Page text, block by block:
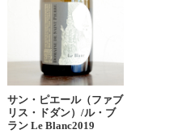
サン・ピエール（ファブ
リス・ドダン）/ル・ブ
ラン Le Blanc2019